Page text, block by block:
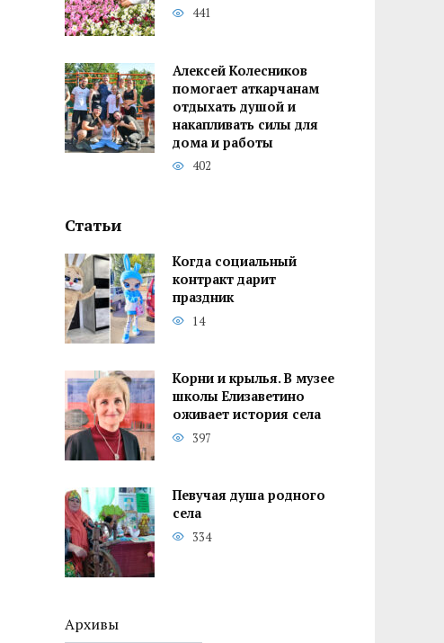
441
Алексей Колесников
помогает аткарчанам
отдыхать душой и
накапливать силы для
дома и работы
402
Статьи
Когда социальный
контракт дарит
праздник
14
Корни и крылья. В музее
школы Елизаветино
оживает история села
397
Певучая душа родного
села
334
Архивы